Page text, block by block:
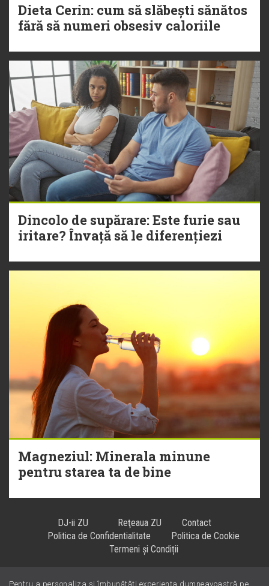
Dieta Cerin: cum să slăbești sănătos
fără să numeri obsesiv caloriile
Dincolo de supărare: Este furie sau
iritare? Învață să le diferențiezi
Magneziul: Minerala minune
pentru starea ta de bine
DJ-ii ZU Reţeaua ZU
Contact
Politica de Confidentialitate
Politica de Cookie
Termeni și Condiții
Pentru a personaliza și îmbunătăți experiența dumneavoastră pe